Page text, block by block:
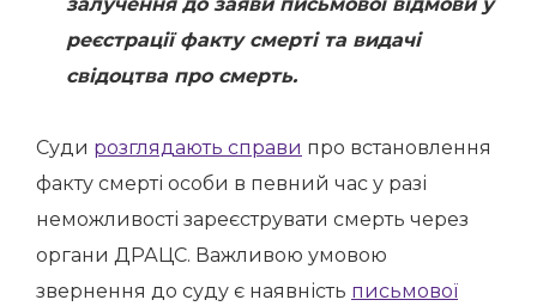
реєстрації факту смерті та видачі
свідоцтва про смерть.
Суди розглядають справи про встановлення
факту смерті особи в певний час у разі
неможливості зареєструвати смерть через
органи ДРАЦС. Важливою умовою
звернення до суду є наявність письмової